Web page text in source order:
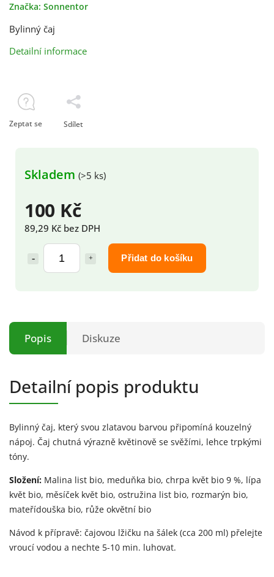
Značka: Sonnentor
100 Kč
89,29 Kč bez DPH
Přidat do košíku
Skladem (>5 ks)
Bylinný čaj
Detailní informace
Zeptat se Sdílet
Popis Diskuze
Detailní popis produktu
Bylinný čaj, který svou zlatavou barvou připomíná kouzelný
nápoj. Čaj chutná výrazně květinově se svěžími, lehce trpkými
tóny.
Složení: Malina list bio, meduňka bio, chrpa květ bio 9 %, lípa
květ bio, měsíček květ bio, ostružina list bio, rozmarýn bio,
mateřídouška bio, růže okvětní bio
Návod k přípravě: čajovou lžičku na šálek (cca 200 ml) přelejte
vroucí vodou a nechte 5-10 min. luhovat.